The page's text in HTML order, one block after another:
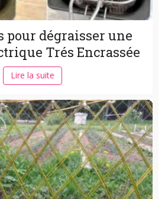
pour dégraisser une
Trés Encrassée
Lire la suite